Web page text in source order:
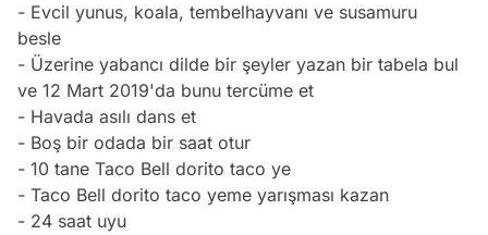
- Evcil yunus, koala, tembelhayvanı ve susamuru
besle
- Üzerine yabancı dilde bir şeyler yazan bir tabela bul
ve 12 Mart 2019'da bunu tercüme et
- Havada asılı dans et
- Boş bir odada bir saat otur
- 10 tane Taco Bell dorito taco ye
- Taco Bell dorito taco yeme yarışması kazan
- 24 saat uyu